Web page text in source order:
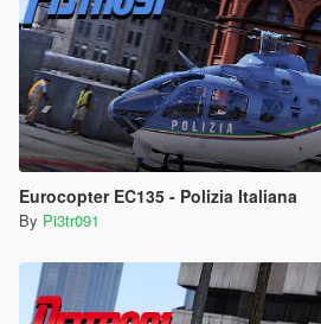
Eurocopter EC135 - Polizia Italiana
By Pi3tr091